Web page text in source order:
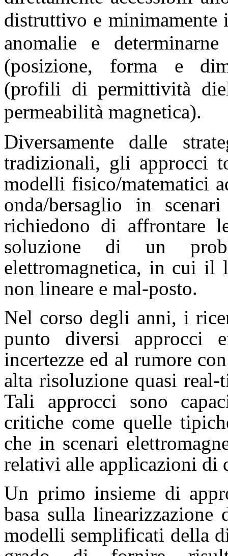
distruttivo e minimamente
anomalie e
(posizione, forma e
(profili di permittività
permeabilità magnetica).
Diversamente dalle
tradizionali, gli approcci
modelli fisico/matematici
onda/bersaglio in
richiedono di affrontare
soluzione di un
elettromagnetica, in cui il
non lineare e mal-posto.
Nel corso degli anni, i
punto diversi approcci
incertezze ed al rumore
alta risoluzione quasi
Tali approcci sono
critiche come quelle
che in scenari
relativi alle applicazioni di
Un primo insieme di
basa sulla linearizzazione
modelli semplificati della